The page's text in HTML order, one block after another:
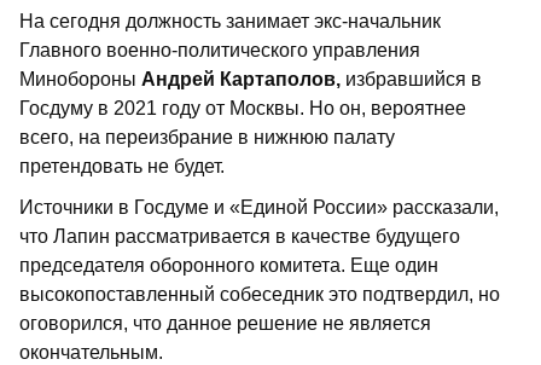
На сегодня должность занимает экс-начальник
Главного военно-политического управления
Минобороны Андрей Картаполов, избравшийся в
Госдуму в 2021 году от Москвы. Но он, вероятнее
всего, на переизбрание в нижнюю палату
претендовать не будет.
Источники в Госдуме и «Единой России» рассказали,
что Лапин рассматривается в качестве будущего
председателя оборонного комитета. Еще один
высокопоставленный собеседник это подтвердил, но
оговорился, что данное решение не является
окончательным.